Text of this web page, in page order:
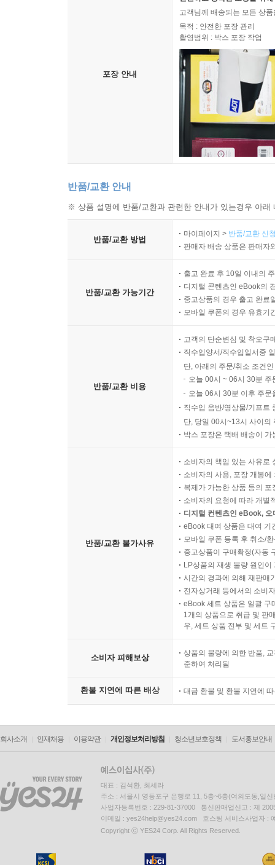
포장 안내
고객님께 배송되는 모든 상
목적 : 안전한 포장 관리
촬영범위 : 박스 포장 작업
반품/교환 안내
※ 상품 설명에 반품/교환과 관련한 안내가 있는경우 아
반품/교환 방법
마이페이지 > 반품/교환 신
판매자 배송 상품은 판매자
반품/교환 가능기간
출고 완료 후 10일 이내의
디지털 콘텐츠인 eBook의
중고상품의 경우 출고 완료
모바일 쿠폰의 경우 유효기
반품/교환 비용
고객의 단순변심 및 착오구
직수입양서/직수입일서중
단, 아래의 주문/취소 조건
오늘 00시 ~ 06시 30분
오늘 06시 30분 이후 주
직수입 음반/영상물/기프트
단, 당일 00시~13시 사이의
박스 포장은 택배 배송이
반품/교환 불가사유
소비자의 책임 있는 사유로
소비자의 사용, 포장 개봉
복제가 가능한 상품 등의
소비자의 요청에 따라 개별
디지털 컨텐츠인 eBook,
eBook 대여 상품은 대여 기
모바일 쿠폰 등록 후 취소/
중고상품이 구매확정(자동
LP상품의 재생 불량 원인
시간의 경과에 의해 재판매
전자상거래 등에서의 소비
eBook 세트 상품은 일괄 구
1개의 상품으로 취급 및 판
우, 세트 상품 전부 및 세트
소비자 피해보상
상품의 불량에 의한 반품,
준하여 처리됨
환불 지연에 따른 배상 대금 환불 및 환불 지연에
회사소개 인재채용 이용약관 개인정보처리방침 청소년보호정책 도서홍보안내
대표 : 김석환, 최세라
주소 : 서울시 영등포구 은행로 11, 5층~6층(여의도동,일신
사업자등록번호 : 229-81-37000 통신판매업신고 : 제
이메일 : yes24help@yes24.com 호스팅 서비스사업자 :
Copyright ⓒ YES24 Corp. All Rights Reserved.